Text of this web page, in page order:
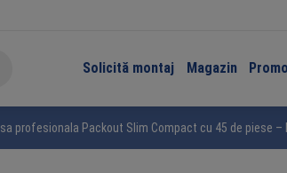
Solicită montaj Magazin
profesionala Packout Slim Compact cu 45 de piese –